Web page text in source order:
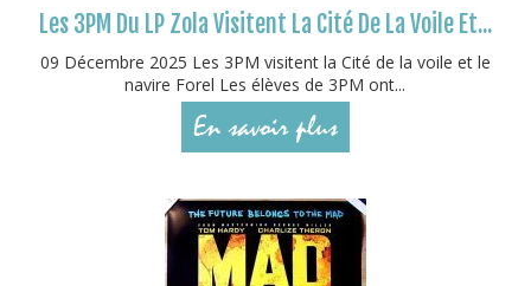
Les 3PM Du LP Zola Visitent La Cité De La Voile Et...
09 Décembre 2025 Les 3PM visitent la Cité de la voile et le
navire Forel Les élèves de 3PM ont...
En savoir plus